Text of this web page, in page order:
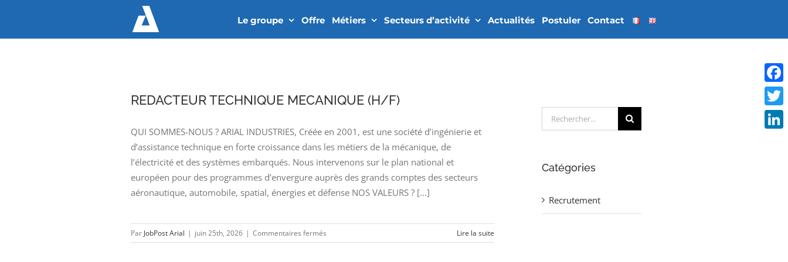
contenu
Le groupe Offre Métiers Secteurs d’activité Actualités Postuler Contact
REDACTEUR TECHNIQUE MECANIQUE (H/F)
QUI SOMMES-NOUS ? ARIAL INDUSTRIES, Créée en 2001, est une société d’ingénierie et
d’assistance technique en forte croissance dans les métiers de la mécanique, de
l’électricité et des systèmes embarqués. Nous intervenons sur le plan national et
européen pour des programmes d’envergure auprès des grands comptes des secteurs
aéronautique, automobile, spatial, énergies et défense NOS VALEURS ? [...]
Par JobPost Arial | juin 25th, 2026 | Commentaires ferméssur
REDACTEUR
Lire la suite
Rechercher:
Catégories
Recrutement